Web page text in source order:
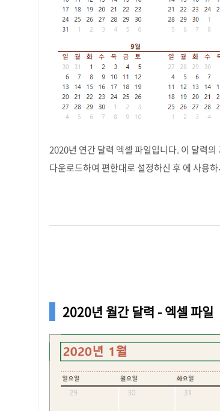
2020년 연간 달력 엑셀 파일입니다. 이 달력
다운로드하여 편한대로 설정하신 후 에 사용
2020년 월간 달력 - 엑셀 파일